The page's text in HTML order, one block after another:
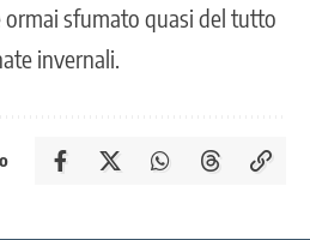
ormai sfumato quasi del tutto
invernali.